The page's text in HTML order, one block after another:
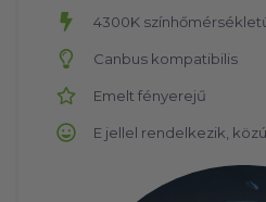
4300K
Canbus kompatibilis
Emelt fényerejű
E jellel rendelkezik,